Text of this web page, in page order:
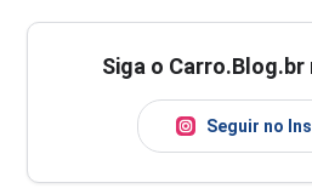
Siga o
Seguir no